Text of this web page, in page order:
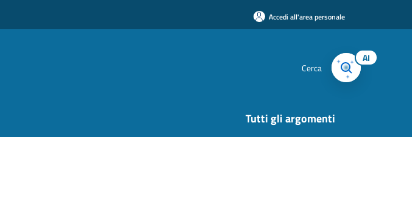
Accedi all'area personale
Cerca
AI
Tutti gli argomenti